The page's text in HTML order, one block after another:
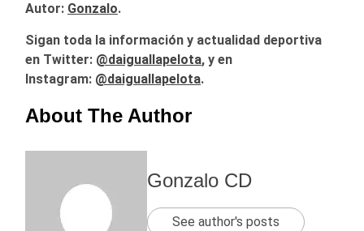
Autor: Gonzalo.
Sigan toda la información y actualidad deportiva
en Twitter: @daiguallapelota, y en
Instagram: @daiguallapelota.
About The Author
Gonzalo CD
See author's posts